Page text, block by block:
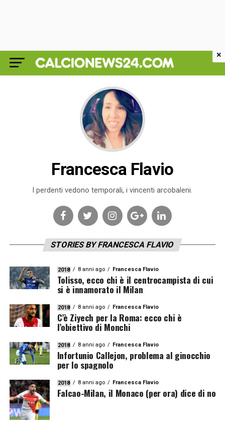
Francesca Flavio
I perdenti vedono temporali, i vincenti arcobaleni.
STORIES BY FRANCESCA FLAVIO
2018 8 anni ago Francesca Flavio
Tolisso, ecco chi è il centrocampista di cui
si è innamorato il Milan
2018 8 anni ago Francesca Flavio
C’è Ziyech per la Roma: ecco chi è
l’obiettivo di Monchi
2018 8 anni ago Francesca Flavio
Infortunio Callejon, problema al ginocchio
per lo spagnolo
2018 8 anni ago Francesca Flavio
Falcao-Milan, il Monaco (per ora) dice di no
×